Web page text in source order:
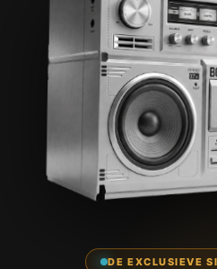
DE EXCLUSIEVE